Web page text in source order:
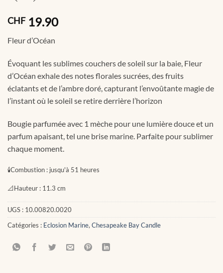
CHF19.90
Fleur d’Océan
Évoquant les sublimes couchers de soleil sur la baie, Fleur
d’Océan exhale des notes florales sucrées, des fruits
éclatants et de l’ambre doré, capturant l’envoûtante magie de
l’instant où le soleil se retire derrière l’horizon
Bougie parfumée avec 1 mèche pour une lumière douce et un
parfum apaisant, tel une brise marine. Parfaite pour sublimer
chaque moment.
🕯Combustion : jusqu'à 51 heures
📐Hauteur : 11.3 cm
UGS : 10.00820.0020
Catégories : Eclosion Marine, Chesapeake Bay Candle